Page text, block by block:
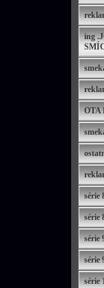
ing
OTA
série
série
série
série
série